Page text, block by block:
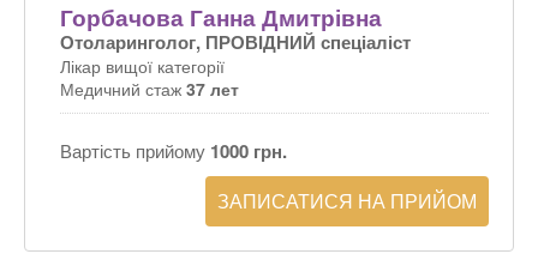
Горбачова Ганна Дмитрівна
Отоларинголог, ПРОВІДНИЙ спеціаліст
Лікар вищої категорії
Медичний стаж 37 лет
Вартість прийому 1000 грн.
ЗАПИСАТИСЯ НА ПРИЙОМ